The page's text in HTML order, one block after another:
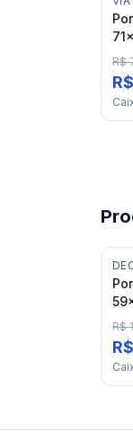
R$
/
R$